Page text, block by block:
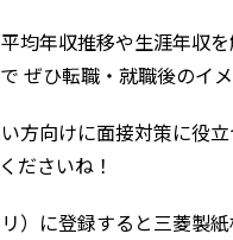
均年収推移や生涯年収
ぜひ転職・就職後のイ
方向けに面接対策に役
ださいね！
）に登録すると三菱製